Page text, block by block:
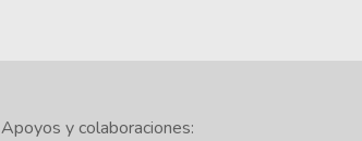
Apoyos y colaboraciones: